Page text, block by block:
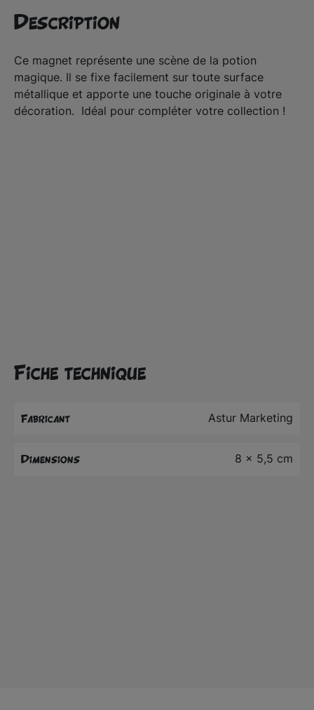
Description
Ce magnet représente une scène de la potion
magique. Il se fixe facilement sur toute surface
métallique et apporte une touche originale à votre
décoration. Idéal pour compléter votre collection !
Fiche technique
Fabricant Astur Marketing
Dimensions 8 x 5,5 cm